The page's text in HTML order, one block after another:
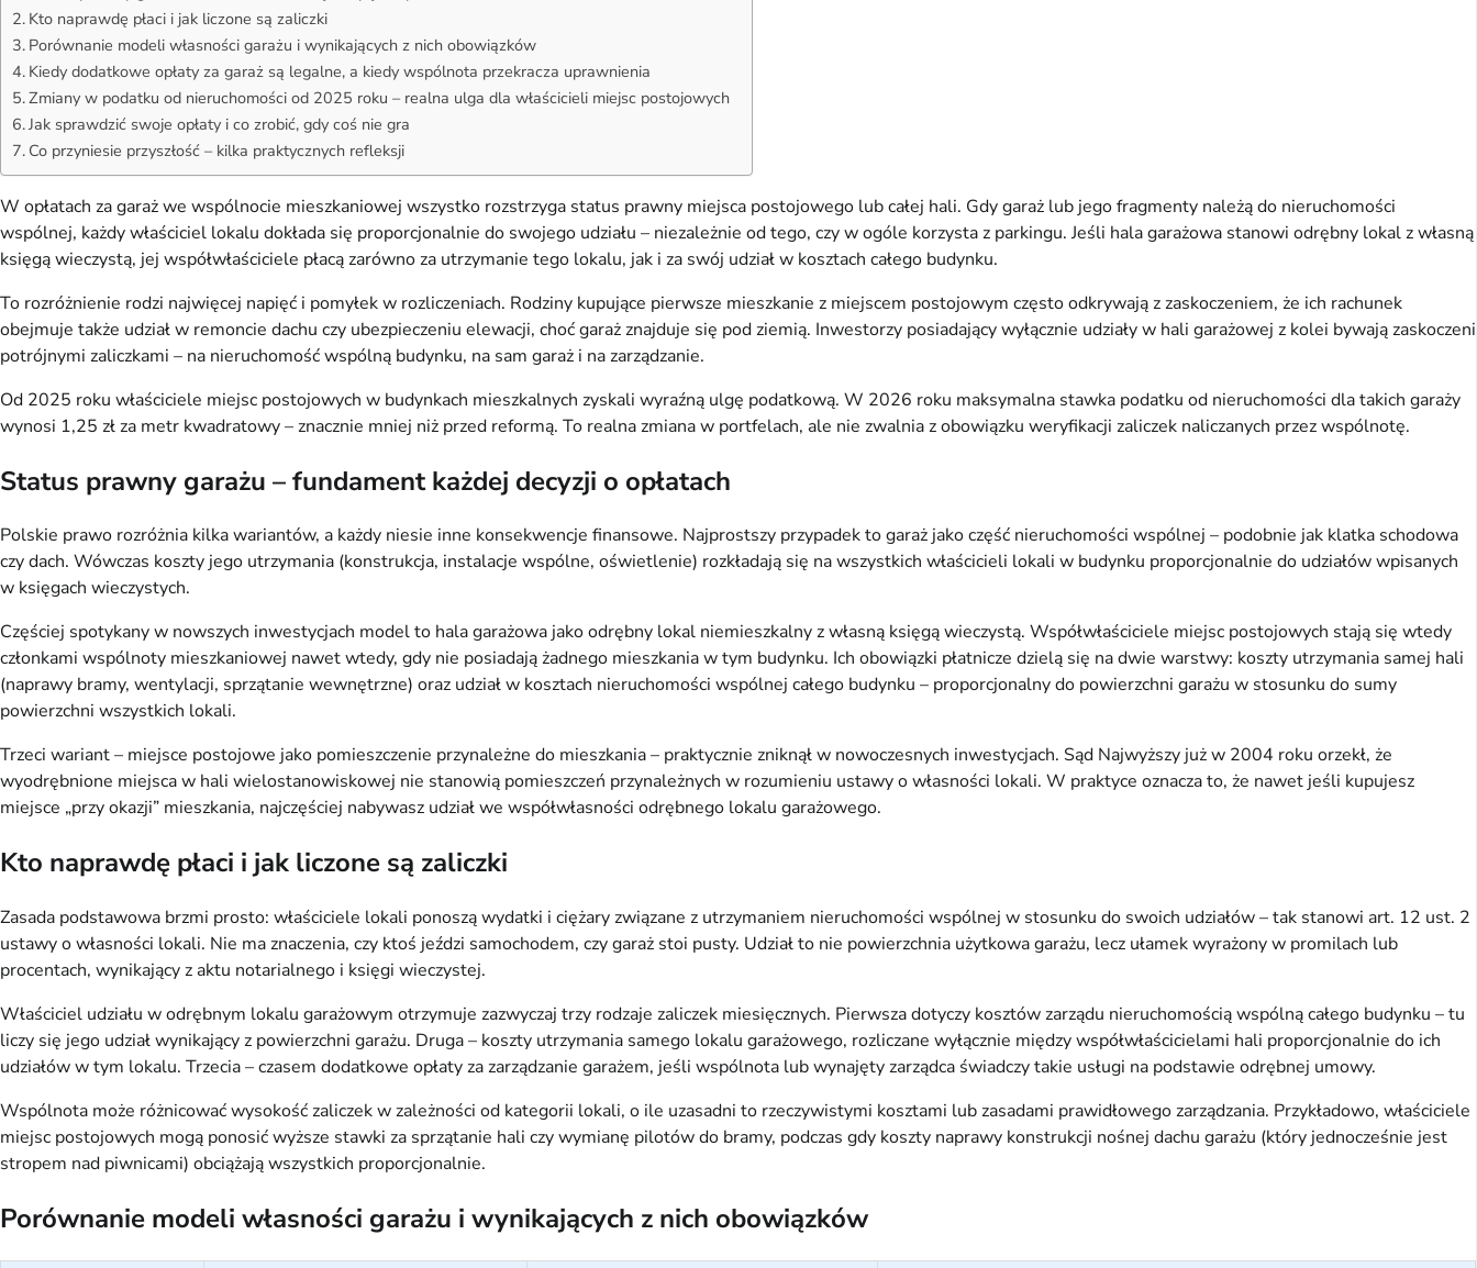
Kto naprawdę płaci i jak liczone są zaliczki
Porównanie modeli własności garażu i wynikających z nich obowiązków
Kiedy dodatkowe opłaty za garaż są legalne, a kiedy wspólnota przekracza uprawnienia
Zmiany w podatku od nieruchomości od 2025 roku – realna ulga dla właścicieli miejsc postojowych
Jak sprawdzić swoje opłaty i co zrobić, gdy coś nie gra
Co przyniesie przyszłość – kilka praktycznych refleksji
W opłatach za garaż we wspólnocie mieszkaniowej wszystko rozstrzyga status prawny miejsca postojowego lub całej hali. Gdy garaż lub jego fragmenty należą do nieruchomości
wspólnej, każdy właściciel lokalu dokłada się proporcjonalnie do swojego udziału – niezależnie od tego, czy w ogóle korzysta z parkingu. Jeśli hala garażowa stanowi odrębny lokal z własną
księgą wieczystą, jej współwłaściciele płacą zarówno za utrzymanie tego lokalu, jak i za swój udział w kosztach całego budynku.
To rozróżnienie rodzi najwięcej napięć i pomyłek w rozliczeniach. Rodziny kupujące pierwsze mieszkanie z miejscem postojowym często odkrywają z zaskoczeniem, że ich rachunek
obejmuje także udział w remoncie dachu czy ubezpieczeniu elewacji, choć garaż znajduje się pod ziemią. Inwestorzy posiadający wyłącznie udziały w hali garażowej z kolei bywają zaskoczeni
potrójnymi zaliczkami – na nieruchomość wspólną budynku, na sam garaż i na zarządzanie.
Od 2025 roku właściciele miejsc postojowych w budynkach mieszkalnych zyskali wyraźną ulgę podatkową. W 2026 roku maksymalna stawka podatku od nieruchomości dla takich garaży
wynosi 1,25 zł za metr kwadratowy – znacznie mniej niż przed reformą. To realna zmiana w portfelach, ale nie zwalnia z obowiązku weryfikacji zaliczek naliczanych przez wspólnotę.
Status prawny garażu – fundament każdej decyzji o opłatach
Polskie prawo rozróżnia kilka wariantów, a każdy niesie inne konsekwencje finansowe. Najprostszy przypadek to garaż jako część nieruchomości wspólnej – podobnie jak klatka schodowa
czy dach. Wówczas koszty jego utrzymania (konstrukcja, instalacje wspólne, oświetlenie) rozkładają się na wszystkich właścicieli lokali w budynku proporcjonalnie do udziałów wpisanych
w księgach wieczystych.
Częściej spotykany w nowszych inwestycjach model to hala garażowa jako odrębny lokal niemieszkalny z własną księgą wieczystą. Współwłaściciele miejsc postojowych stają się wtedy
członkami wspólnoty mieszkaniowej nawet wtedy, gdy nie posiadają żadnego mieszkania w tym budynku. Ich obowiązki płatnicze dzielą się na dwie warstwy: koszty utrzymania samej hali
(naprawy bramy, wentylacji, sprzątanie wewnętrzne) oraz udział w kosztach nieruchomości wspólnej całego budynku – proporcjonalny do powierzchni garażu w stosunku do sumy
powierzchni wszystkich lokali.
Trzeci wariant – miejsce postojowe jako pomieszczenie przynależne do mieszkania – praktycznie zniknął w nowoczesnych inwestycjach. Sąd Najwyższy już w 2004 roku orzekł, że
wyodrębnione miejsca w hali wielostanowiskowej nie stanowią pomieszczeń przynależnych w rozumieniu ustawy o własności lokali. W praktyce oznacza to, że nawet jeśli kupujesz
miejsce „przy okazji” mieszkania, najczęściej nabywasz udział we współwłasności odrębnego lokalu garażowego.
Kto naprawdę płaci i jak liczone są zaliczki
Zasada podstawowa brzmi prosto: właściciele lokali ponoszą wydatki i ciężary związane z utrzymaniem nieruchomości wspólnej w stosunku do swoich udziałów – tak stanowi art. 12 ust. 2
ustawy o własności lokali. Nie ma znaczenia, czy ktoś jeździ samochodem, czy garaż stoi pusty. Udział to nie powierzchnia użytkowa garażu, lecz ułamek wyrażony w promilach lub
procentach, wynikający z aktu notarialnego i księgi wieczystej.
Właściciel udziału w odrębnym lokalu garażowym otrzymuje zazwyczaj trzy rodzaje zaliczek miesięcznych. Pierwsza dotyczy kosztów zarządu nieruchomością wspólną całego budynku – tu
liczy się jego udział wynikający z powierzchni garażu. Druga – koszty utrzymania samego lokalu garażowego, rozliczane wyłącznie między współwłaścicielami hali proporcjonalnie do ich
udziałów w tym lokalu. Trzecia – czasem dodatkowe opłaty za zarządzanie garażem, jeśli wspólnota lub wynajęty zarządca świadczy takie usługi na podstawie odrębnej umowy.
Wspólnota może różnicować wysokość zaliczek w zależności od kategorii lokali, o ile uzasadni to rzeczywistymi kosztami lub zasadami prawidłowego zarządzania. Przykładowo, właściciele
miejsc postojowych mogą ponosić wyższe stawki za sprzątanie hali czy wymianę pilotów do bramy, podczas gdy koszty naprawy konstrukcji nośnej dachu garażu (który jednocześnie jest
stropem nad piwnicami) obciążają wszystkich proporcjonalnie.
Porównanie modeli własności garażu i wynikających z nich obowiązków